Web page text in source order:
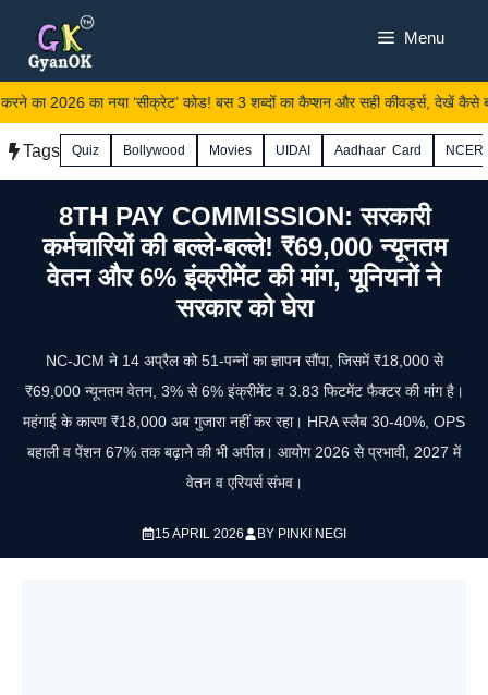
content
Menu
का 2026 का नया ‘सीक्रेट’ कोड! बस 3 शब्दों का कैप्शन और सही कीवर्ड्स, देखें कैसे
Tags Quiz Bollywood Movies UIDAI Aadhaar Card
8TH PAY COMMISSION: सरकारी
कर्मचारियों की बल्ले-बल्ले! ₹69,000 न्यूनतम
वेतन और 6% इंक्रीमेंट की मांग, यूनियनों ने
सरकार को घेरा
NC-JCM ने 14 अप्रैल को 51-पन्नों का ज्ञापन सौंपा, जिसमें ₹18,000 से
₹69,000 न्यूनतम वेतन, 3% से 6% इंक्रीमेंट व 3.83 फिटमेंट फैक्टर की मांग है।
महंगाई के कारण ₹18,000 अब गुजारा नहीं कर रहा। HRA स्लैब 30-40%, OPS
बहाली व पेंशन 67% तक बढ़ाने की भी अपील। आयोग 2026 से प्रभावी, 2027 में
वेतन व एरियर्स संभव।
15 APRIL 2026 BY PINKI NEGI